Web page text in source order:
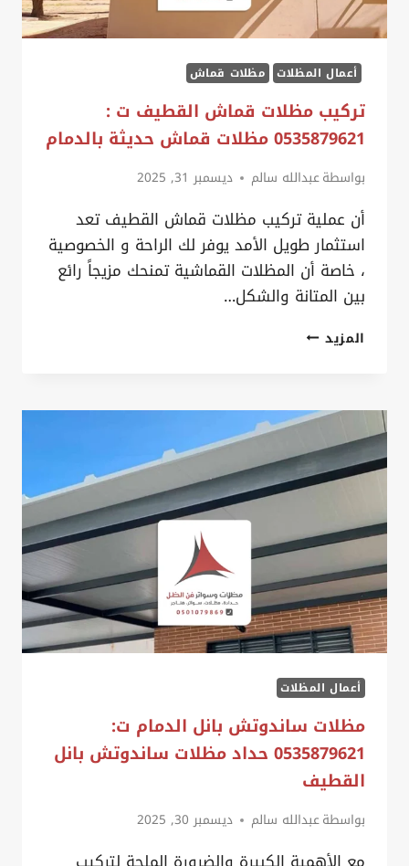
أعمال المظلات مظلات قماش
تركيب مظلات قماش القطيف ت :
0535879621 مظلات قماش حديثة بالدمام
بواسطةعبدالله سالم ديسمبر 31, 2025
أن عملية تركيب مظلات قماش القطيف تعد
استثمار طويل الأمد يوفر لك الراحة و الخصوصية
، خاصة أن المظلات القماشية تمنحك مزيجاً رائع
بين المتانة والشكل…
المزيدتركيب
القطيف
:
0535879621
قماش
بالدمام
أعمال المظلات
مظلات ساندوتش بانل الدمام ت:
0535879621 حداد مظلات ساندوتش بانل
القطيف
بواسطةعبدالله سالم ديسمبر 30, 2025